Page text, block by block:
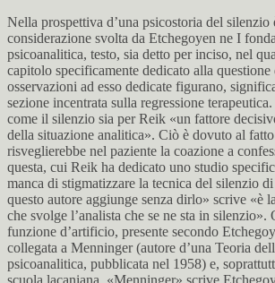
Nella prospettiva d’una psicostoria del silenzio
considerazione svolta da Etchegoyen ne I
psicoanalitica, testo, sia detto per inciso, nel
capitolo specificamente dedicato alla
osservazioni ad esso dedicate figurano,
sezione incentrata sulla regressione
come il silenzio sia per Reik «un fattore
della situazione analitica». Ciò è dovuto al fatto
risveglierebbe nel paziente la coazione a
questa, cui Reik ha dedicato uno studio
manca di stigmatizzare la tecnica del silenzio
questo autore aggiunge senza dirlo» scrive «è
che svolge l’analista che se ne sta in silenzio».
funzione d’artificio, presente secondo
collegata a Menninger (autore d’una Teoria
psicoanalitica, pubblicata nel 1958) e,
scuola lacaniana. «Menninger» scrive